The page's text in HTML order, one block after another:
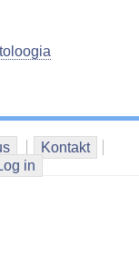
Kontakt
in